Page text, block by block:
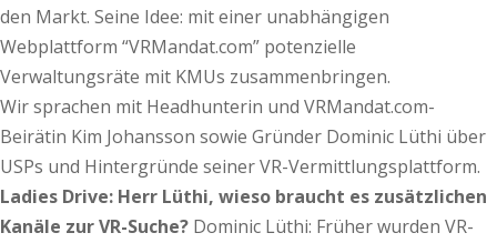
den Markt. Seine Idee: mit einer unabhängigen
Webplattform “VRMandat.com” potenzielle
Verwaltungsräte mit KMUs zusammenbringen.
Wir sprachen mit Headhunterin und VRMandat.com-
Beirätin Kim Johansson sowie Gründer Dominic Lüthi über
USPs und Hintergründe seiner VR-Vermittlungsplattform.
Ladies Drive: Herr Lüthi, wieso braucht es zusätzlichen
Kanäle zur VR-Suche? Dominic Lüthi: Früher wurden VR-